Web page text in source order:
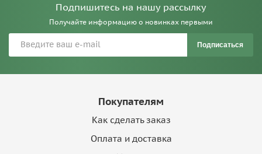
Подпишитесь на нашу рассылку
Получайте информацию о новинках первыми
Подписаться
Покупателям
Как сделать заказ
Оплата и доставка